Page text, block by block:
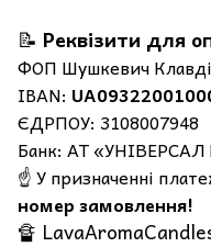
📝 Реквізити для
ФОП Шушкевич
IBAN:
ЄДРПОУ: 3108007948
Банк: АТ
☝️ У призначенні
номер замовлення!
🔏